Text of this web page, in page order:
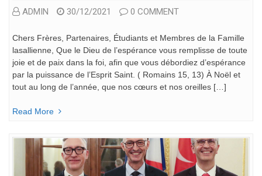
ADMIN 30/12/2021 0 COMMENT
Chers Frères, Partenaires, Étudiants et Membres de la Famille
lasallienne, Que le Dieu de l’espérance vous remplisse de toute
joie et de paix dans la foi, afin que vous débordiez d’espérance
par la puissance de l’Esprit Saint. ( Romains 15, 13) À Noël et
tout au long de l’année, que nos cœurs et nos oreilles […]
Read More